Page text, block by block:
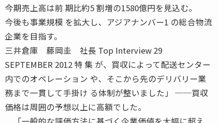
今期売上高は前 期比約5 割増の1580億円を見込む。
今後も事業規模 を拡大し、アジアナンバー1 の総合物流
企業を目指す。
三井倉庫 藤岡圭 社長 Top Interview 29
SEPTEMBER 2012 特 集 が、買収によって配送センター
内でのオペレーション や、そこから先のデリバリー業
務まで一貫して手掛け る体制が整いました」 ──買収
価格は周囲の予想以上に高額でした。